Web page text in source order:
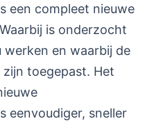
een compleet nieuwe
is onderzocht
werken en waarbij de
toegepast. Het
eenvoudiger, sneller